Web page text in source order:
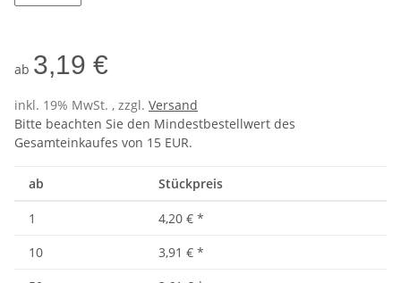
ab 3,19 €
inkl. 19% MwSt. , zzgl. Versand
Bitte beachten Sie den Mindestbestellwert des
Gesamteinkaufes von 15 EUR.
ab Stückpreis
1 4,20 € *
10
3,91 € *